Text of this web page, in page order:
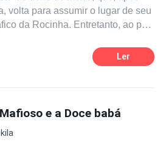
volta para assumir o lugar de seu
da Rocinha. Entretanto, ao pôr
que seu pai está preso em
está a prêmio. Então, para
patricinha que não sabe de
por lá e tendo consigo o
com seus inimigos e ex-aliados,
Ler
e a Doce babá